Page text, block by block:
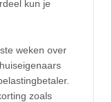
kun je
weken over
zoals